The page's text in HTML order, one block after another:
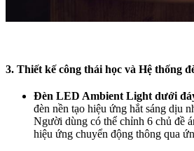
3. Thiết kế công thái học và Hệ thống
Đèn LED Ambient Light dưới
đèn nền tạo hiệu ứng hắt sáng dịu
Người dùng có thể chỉnh 6 chủ đề
hiệu ứng chuyển động thông qua